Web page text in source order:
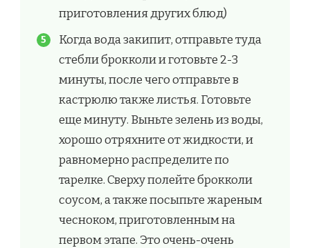
приготовления других блюд)
Когда вода закипит, отправьте туда
стебли брокколи и готовьте 2-3
минуты, после чего отправьте в
кастрюлю также листья. Готовьте
еще минуту. Выньте зелень из воды,
хорошо отряхните от жидкости, и
равномерно распределите по
тарелке. Сверху полейте брокколи
соусом, а также посыпьте жареным
чесноком, приготовленным на
первом этапе. Это очень-очень